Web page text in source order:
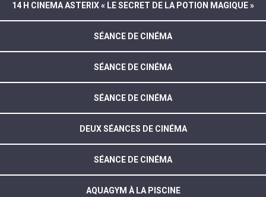
14 H CINEMA ASTERIX « LE SECRET DE LA POTION MAGIQUE »
SÉANCE DE CINÉMA
SÉANCE DE CINÉMA
SÉANCE DE CINÉMA
DEUX SÉANCES DE CINÉMA
SÉANCE DE CINÉMA
AQUAGYM À LA PISCINE